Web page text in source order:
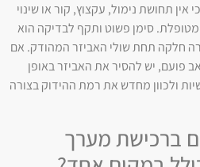
תחושת נימול, עקצוץ, קור או שינוי
סימן פשוט ותקף לבדיקה הוא
חלקה תחת שולי האביזר המהודק. אם
פועם, יש להסיר את האביזר באופן
ולכוון מחדש את רמת ההידוק בצורה
ברכישת מערך